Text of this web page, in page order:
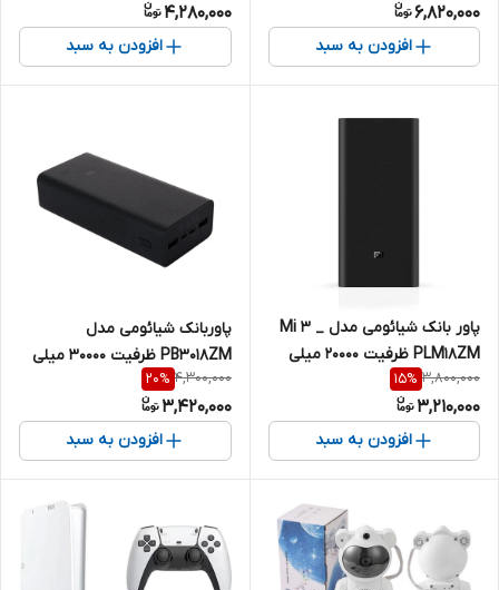
6,820,000
افزودن به سبد
4,280,000
افزودن به سبد
پاور بانک شیائومی مدل Mi 3 _
PLM18ZM ظرفیت 20000 میلی
آمپرساعت
3,800,000
15%
3,210,000
افزودن به سبد
پاوربانک شیائومی مدل
PB3018ZM ظرفیت 30000 میلی
آمپر ساعت
4,300,000
20%
3,420,000
افزودن به سبد